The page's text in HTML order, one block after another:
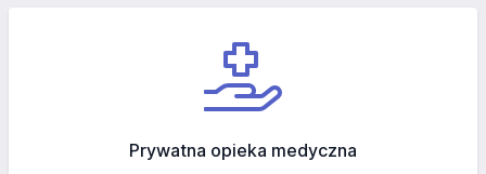
Prywatna opieka medyczna